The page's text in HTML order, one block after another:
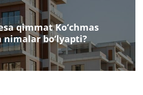
Ko‘chmas
bo‘lyapti?